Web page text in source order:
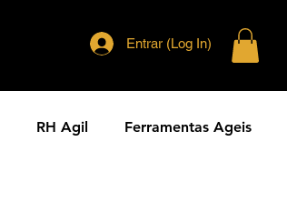
Entrar (Log In)
RH Agil Ferramentas Ageis